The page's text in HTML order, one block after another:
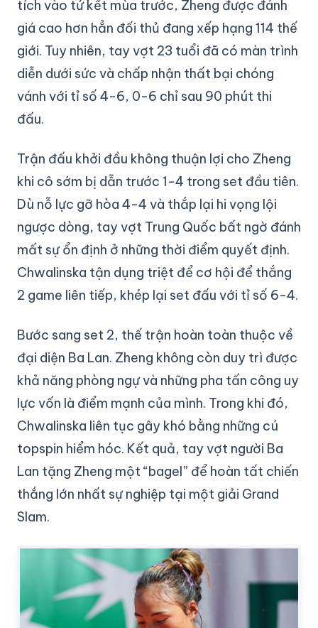
tích vào tứ kết mùa trước, Zheng được đánh
giá cao hơn hẳn đối thủ đang xếp hạng 114 thế
giới. Tuy nhiên, tay vợt 23 tuổi đã có màn trình
diễn dưới sức và chấp nhận thất bại chóng
vánh với tỉ số 4-6, 0-6 chỉ sau 90 phút thi
đấu.
Trận đấu khởi đầu không thuận lợi cho Zheng
khi cô sớm bị dẫn trước 1-4 trong set đầu tiên.
Dù nỗ lực gỡ hòa 4-4 và thắp lại hi vọng lội
ngược dòng, tay vợt Trung Quốc bất ngờ đánh
mất sự ổn định ở những thời điểm quyết định.
Chwalinska tận dụng triệt để cơ hội để thắng
2 game liên tiếp, khép lại set đấu với tỉ số 6-4.
Bước sang set 2, thế trận hoàn toàn thuộc về
đại diện Ba Lan. Zheng không còn duy trì được
khả năng phòng ngự và những pha tấn công uy
lực vốn là điểm mạnh của mình. Trong khi đó,
Chwalinska liên tục gây khó bằng những cú
topspin hiểm hóc. Kết quả, tay vợt người Ba
Lan tặng Zheng một “bagel” để hoàn tất chiến
thắng lớn nhất sự nghiệp tại một giải Grand
Slam.